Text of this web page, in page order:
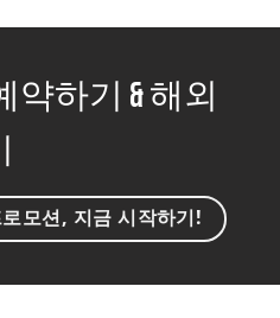
약하기 & 해외
모션, 지금 시작하기!